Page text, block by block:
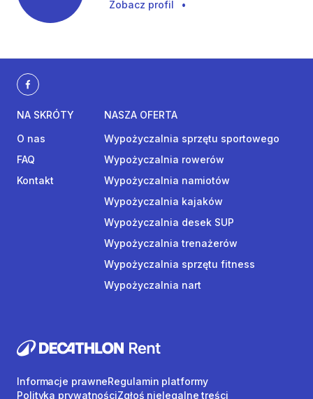
Zobacz profil •
NA SKRÓTY
O nas
FAQ
Kontakt
NASZA OFERTA
Wypożyczalnia sprzętu sportowego
Wypożyczalnia rowerów
Wypożyczalnia namiotów
Wypożyczalnia kajaków
Wypożyczalnia desek SUP
Wypożyczalnia trenażerów
Wypożyczalnia sprzętu fitness
Wypożyczalnia nart
Informacje prawneRegulamin platformy
Polityka prywatnościZgłoś nielegalne treści